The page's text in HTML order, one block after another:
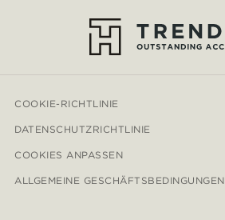
COOKIE-RICHTLINIE
DATENSCHUTZRICHTLINIE
COOKIES ANPASSEN
ALLGEMEINE GESCHÄFTSBEDINGUNGEN